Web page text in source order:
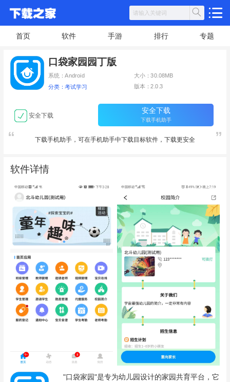
首页 软件 手游 排行 专题
口袋家园园丁版
系统：Android 大小：30.08MB
分类：考试学习 版本：2.0.3
安全下载
安全下载
下载手机助手
下载手机助手，可在手机助手中下载目标软件，下载更安全
软件详情
"口袋家园"是专为幼儿园设计的家园共育平台，它